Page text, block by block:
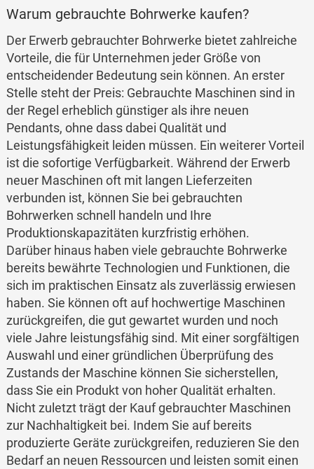
Warum gebrauchte Bohrwerke kaufen?
Der Erwerb gebrauchter Bohrwerke bietet zahlreiche
Vorteile, die für Unternehmen jeder Größe von
entscheidender Bedeutung sein können. An erster
Stelle steht der Preis: Gebrauchte Maschinen sind in
der Regel erheblich günstiger als ihre neuen
Pendants, ohne dass dabei Qualität und
Leistungsfähigkeit leiden müssen. Ein weiterer Vorteil
ist die sofortige Verfügbarkeit. Während der Erwerb
neuer Maschinen oft mit langen Lieferzeiten
verbunden ist, können Sie bei gebrauchten
Bohrwerken schnell handeln und Ihre
Produktionskapazitäten kurzfristig erhöhen.
Darüber hinaus haben viele gebrauchte Bohrwerke
bereits bewährte Technologien und Funktionen, die
sich im praktischen Einsatz als zuverlässig erwiesen
haben. Sie können oft auf hochwertige Maschinen
zurückgreifen, die gut gewartet wurden und noch
viele Jahre leistungsfähig sind. Mit einer sorgfältigen
Auswahl und einer gründlichen Überprüfung des
Zustands der Maschine können Sie sicherstellen,
dass Sie ein Produkt von hoher Qualität erhalten.
Nicht zuletzt trägt der Kauf gebrauchter Maschinen
zur Nachhaltigkeit bei. Indem Sie auf bereits
produzierte Geräte zurückgreifen, reduzieren Sie den
Bedarf an neuen Ressourcen und leisten somit einen